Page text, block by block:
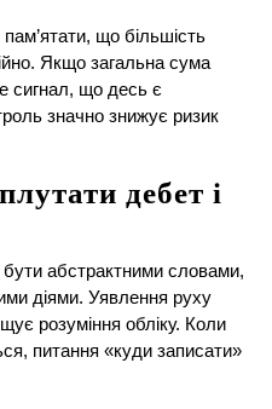
що більшість
Якщо загальна сума
сигнал, що десь є
значно знижує ризик
дебет і
абстрактними словами,
діями. Уявлення руху
розуміння обліку. Коли
питання «куди записати»